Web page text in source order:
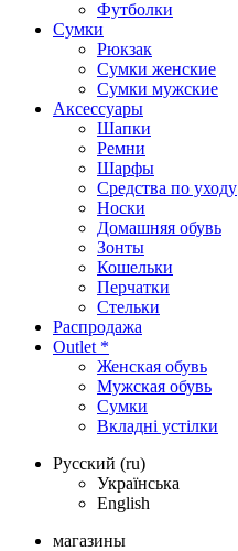
Футболки
Сумки
Рюкзак
Сумки женские
Сумки мужские
Аксеcсуары
Шапки
Ремни
Шарфы
Средства по уходу
Носки
Домашняя обувь
Зонты
Кошельки
Перчатки
Стельки
Распродажа
Outlet *
Женская обувь
Мужская обувь
Сумки
Вкладні устілки
Русский (ru)
Українська
English
магазины